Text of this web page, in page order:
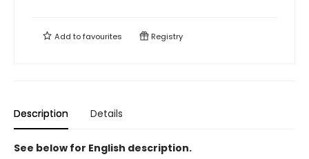
Add tofavourites Registry
Description Details
See below for English description.